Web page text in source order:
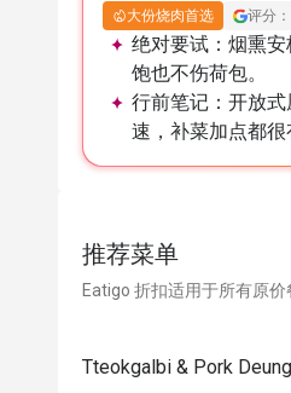
大份烧肉首选 评分
绝对要试： 烟熏安
饱也不伤荷包。
行前笔记： 开放式
速，补菜加点都很
推荐菜单
Eatigo 折扣适用于所有原
Tteokgalbi & Pork